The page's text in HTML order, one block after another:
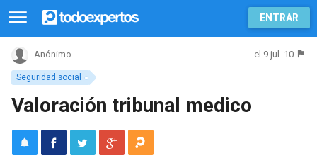
ENTRAR
Seguridad social
Anónimo el 9 jul. 10
Valoración tribunal medico